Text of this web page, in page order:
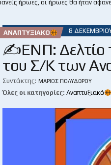
ήρωες, οι ήρωες θα ήταν
ΑΝΑΠΤΥΞΙΑΚΌ 8
✍ΕΝΠ: Δελτίο
του Σ/Κ των
Συντάκτης: ΜΆΡΙΟΣ ΠΟΛΥΔΏΡΟΥ
Όλες οι κατηγορίες: Αναπτυξιακό